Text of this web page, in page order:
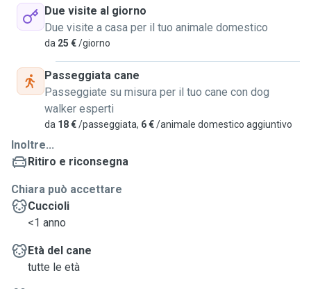
Due visite al giorno
Due visite a casa per il tuo animale domestico
da 25 €/giorno
Passeggiata cane
Passeggiate su misura per il tuo cane con dog
walker esperti
da 18 €/passeggiata, 6 €/animale domestico aggiuntivo
Inoltre...
Ritiro e riconsegna
Chiara può accettare
Cuccioli
<1 anno
Età del cane
tutte le età